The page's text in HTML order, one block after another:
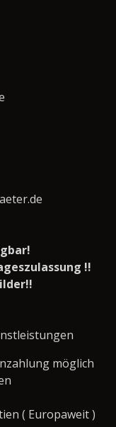
!!
möglich
( Europaweit )